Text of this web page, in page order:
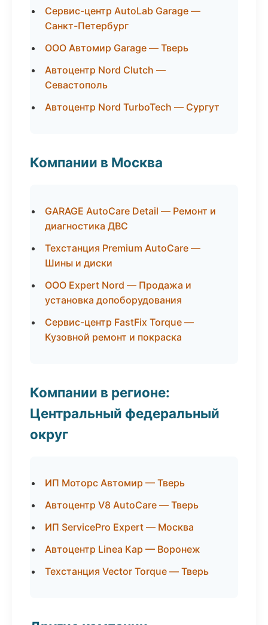
Сервис-центр AutoLab Garage —
Санкт-Петербург
ООО Автомир Garage — Тверь
Автоцентр Nord Clutch —
Севастополь
Автоцентр Nord TurboTech — Сургут
Компании в Москва
GARAGE AutoCare Detail — Ремонт и
диагностика ДВС
Техстанция Premium AutoCare —
Шины и диски
ООО Expert Nord — Продажа и
установка допоборудования
Сервис-центр FastFix Torque —
Кузовной ремонт и покраска
Компании в регионе:
Центральный федеральный
округ
ИП Моторс Автомир — Тверь
Автоцентр V8 AutoCare — Тверь
ИП ServicePro Expert — Москва
Автоцентр Linea Кар — Воронеж
Техстанция Vector Torque — Тверь